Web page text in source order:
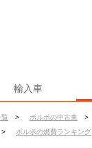
輸入車
> ボルボの中古車 >
> ボルボの燃費ランキング